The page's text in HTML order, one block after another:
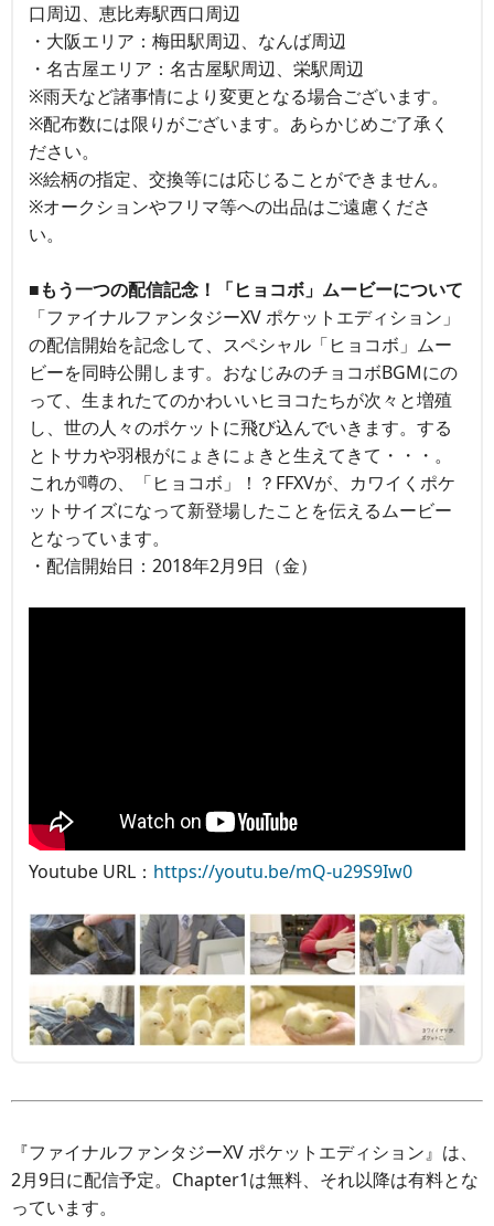
口周辺、恵比寿駅西口周辺
・大阪エリア：梅田駅周辺、なんば周辺
・名古屋エリア：名古屋駅周辺、栄駅周辺
※雨天など諸事情により変更となる場合ございます。
※配布数には限りがございます。あらかじめご了承く
ださい。
※絵柄の指定、交換等には応じることができません。
※オークションやフリマ等への出品はご遠慮くださ
い。
■もう一つの配信記念！「ヒョコボ」ムービーについて
「ファイナルファンタジーXV ポケットエディション」
の配信開始を記念して、スペシャル「ヒョコボ」ムー
ビーを同時公開します。おなじみのチョコボBGMにの
って、生まれたてのかわいいヒヨコたちが次々と増殖
し、世の人々のポケットに飛び込んでいきます。する
とトサカや羽根がにょきにょきと生えてきて・・・。
これが噂の、「ヒョコボ」！？FFXVが、カワイくポケ
ットサイズになって新登場したことを伝えるムービー
となっています。
・配信開始日：2018年2月9日（金）
Youtube URL： https://youtu.be/mQ-u29S9Iw0
『ファイナルファンタジーXV ポケットエディション』は、
2月9日に配信予定。Chapter1は無料、それ以降は有料とな
っています。